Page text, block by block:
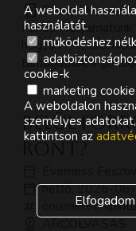
Stampf Kriszta
Minden
hogyan? Az
támogatnak a
Belül
hétfő, 2026-
önismeret,
A weboldal
használatát.
működéshez
cookie-k
marketing
A weboldalon
személyes
kattintson az
Elfogadom